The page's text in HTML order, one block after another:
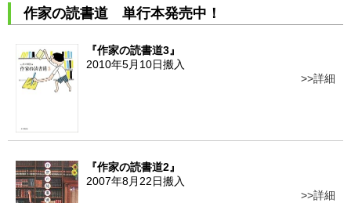
作家の読書道 単行本発売中！
『作家の読書道3』
2010年5月10日搬入
詳細
『作家の読書道2』
2007年8月22日搬入
詳細